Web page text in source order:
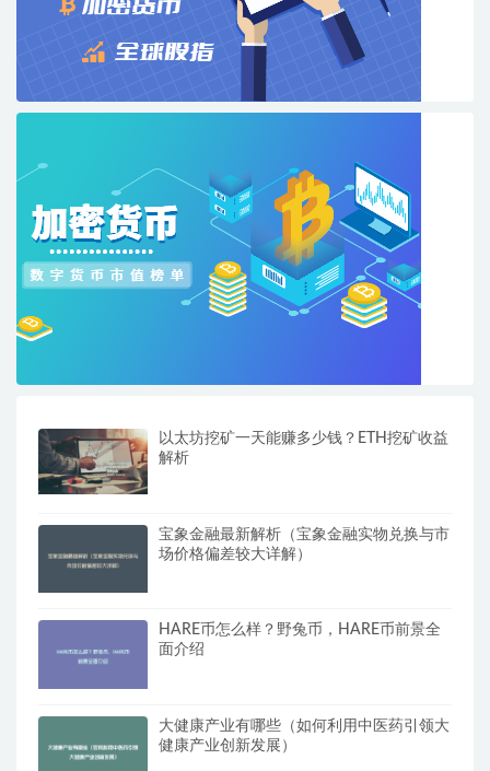
以太坊挖矿一天能赚多少钱？ETH挖矿收益
解析
宝象金融最新解析（宝象金融实物兑换与市
场价格偏差较大详解）
HARE币怎么样？野兔币，HARE币前景全
面介绍
大健康产业有哪些（如何利用中医药引领大
健康产业创新发展）